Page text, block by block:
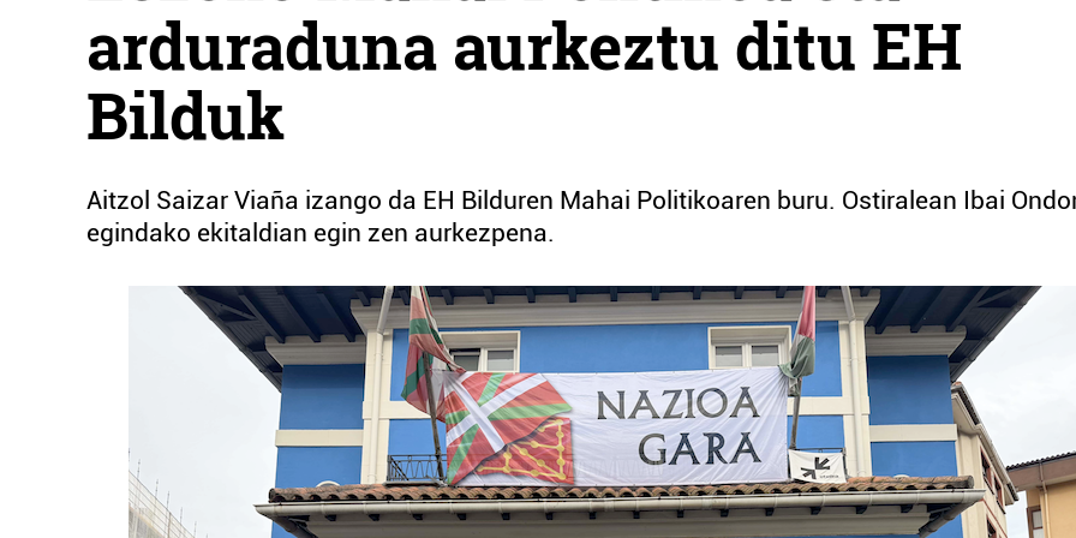
arduraduna aurkeztu ditu EH
Bilduk
Aitzol Saizar Viaña izango da EH Bilduren Mahai Politikoaren buru. Ostiralean Ibai
egindako ekitaldian egin zen aurkezpena.